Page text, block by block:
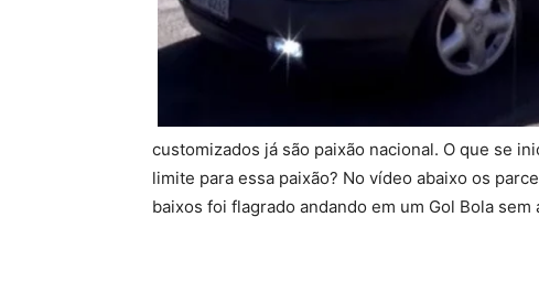
customizados já são paixão nacional. O que se
limite para essa paixão? No vídeo abaixo os
baixos foi flagrado andando em um Gol Bola sem